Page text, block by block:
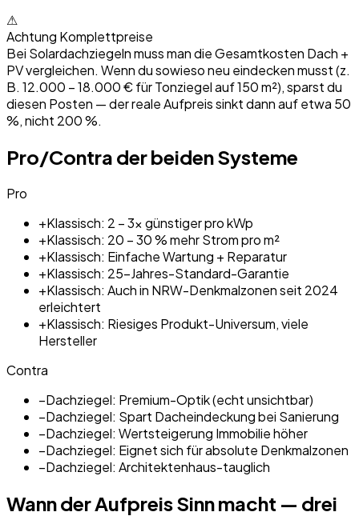
⚠
Achtung Komplettpreise
Bei Solardachziegeln muss man die Gesamtkosten Dach +
PV vergleichen. Wenn du sowieso neu eindecken musst (z.
B. 12.000 – 18.000 € für Tonziegel auf 150 m²), sparst du
diesen Posten — der reale Aufpreis sinkt dann auf etwa 50
%, nicht 200 %.
Pro/Contra der beiden Systeme
Pro
+Klassisch: 2 – 3× günstiger pro kWp
+Klassisch: 20 – 30 % mehr Strom pro m²
+Klassisch: Einfache Wartung + Reparatur
+Klassisch: 25-Jahres-Standard-Garantie
+Klassisch: Auch in NRW-Denkmalzonen seit 2024
erleichtert
+Klassisch: Riesiges Produkt-Universum, viele
Hersteller
Contra
−Dachziegel: Premium-Optik (echt unsichtbar)
−Dachziegel: Spart Dacheindeckung bei Sanierung
−Dachziegel: Wertsteigerung Immobilie höher
−Dachziegel: Eignet sich für absolute Denkmalzonen
−Dachziegel: Architektenhaus-tauglich
Wann der Aufpreis Sinn macht — drei